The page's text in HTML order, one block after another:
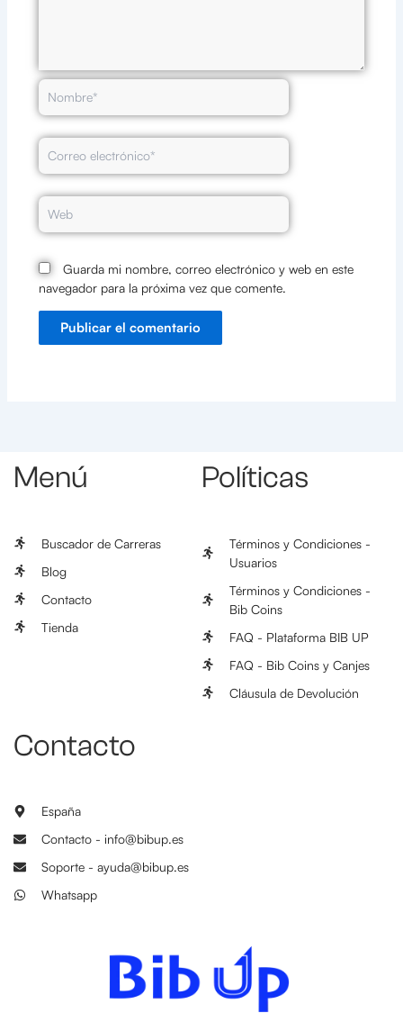
Nombre*
Correo
electrónico*
Web
Guarda mi nombre, correo electrónico y web en este
navegador para la próxima vez que comente.
Menú
Buscador de Carreras
Blog
Contacto
Tienda
Políticas
Términos y Condiciones -
Usuarios
Términos y Condiciones -
Bib Coins
FAQ - Plataforma BIB UP
FAQ - Bib Coins y Canjes
Cláusula de Devolución
Contacto
España
Contacto - info@bibup.es
Soporte - ayuda@bibup.es
Whatsapp